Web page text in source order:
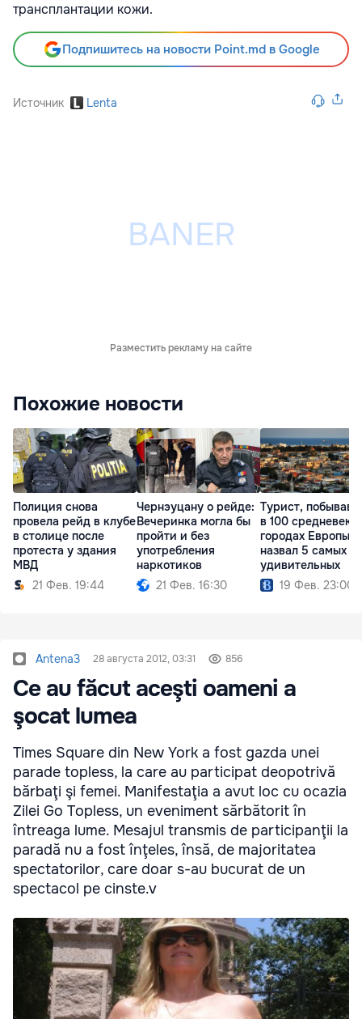
трансплантации кожи.
Подпишитесь на новости Point.md в Google
Источник Lenta
Разместить рекламу на сайте
Похожие новости
Полиция снова
провела рейд в клубе
в столице после
протеста у здания
МВД
21 Фев. 19:44
Чернэуцану о рейде:
Вечеринка могла бы
пройти и без
употребления
наркотиков
21 Фев. 16:30
Турист,
в 100
городах Европы,
назвал 5 самых
удивительных
19 Фев. 23:00
Antena3 28 августа 2012, 03:31 856
Ce au făcut aceşti oameni a
şocat lumea
Times Square din New York a fost gazda unei
parade topless, la care au participat deopotrivă
bărbaţi şi femei. Manifestaţia a avut loc cu ocazia
Zilei Go Topless, un eveniment sărbătorit în
întreaga lume. Mesajul transmis de participanţii la
paradă nu a fost înţeles, însă, de majoritatea
spectatorilor, care doar s-au bucurat de un
spectacol pe cinste.v